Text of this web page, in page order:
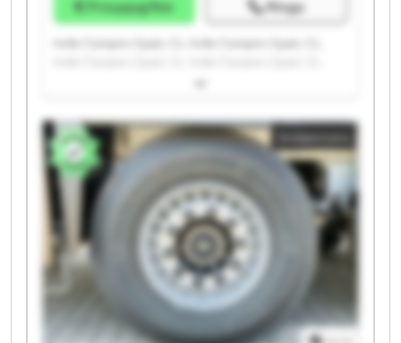
Prisuppgifter Ringa
Indie Campers Spain, S.L. Indie Campers Spain, S.L.
Indie Campers Spain, S.L. Indie Campers Spain, S.L.
Indie Campers Spain, S.L. Indie Campers Spain, S.L.
Indie Campers Spain, S.L. Indie Campers Spain, S.L.
Indie Campers Spain, S.L. Indie Campers Spain, S.L.
Indie Campers Spain, S.L. Indie Campers Spain, S.L.
Indie Campers Spain, S.L. Indie Campers Spain, S.L.
Småannons